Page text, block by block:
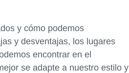
y cómo podemos
y desventajas, los lugares
encontrar en el
se adapte a nuestro estilo y